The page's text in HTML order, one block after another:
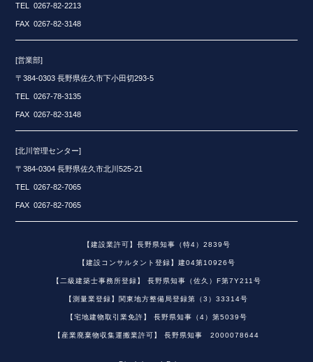
TEL 0267-82-2213
FAX 0267-82-3148
[営業部]
〒384-0303 長野県佐久市下小田切293-5
TEL 0267-78-3135
FAX 0267-82-3148
[北川管理センター]
〒384-0304 長野県佐久市北川525-21
TEL 0267-82-7065
FAX 0267-82-7065
【建設業許可】長野県知事（特4）2839号
【建設コンサルタント登録】建04第10926号
【二級建築士事務所登録】 長野県知事（佐久）F第7Y211号
【測量業登録】関東地方整備局登録第（3）33314号
【宅地建物取引業免許】 長野県知事（4）第5039号
【産業廃棄物収集運搬業許可】 長野県知事 2000078644